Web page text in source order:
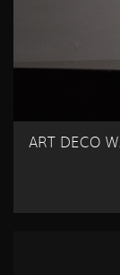
ART DECO